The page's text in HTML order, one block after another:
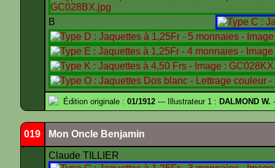
B
Édition originale : 01/1912 --- Illustrateur 1 : DALMOND W.
019 Mon Oncle Benjamin
Claude TILLIER